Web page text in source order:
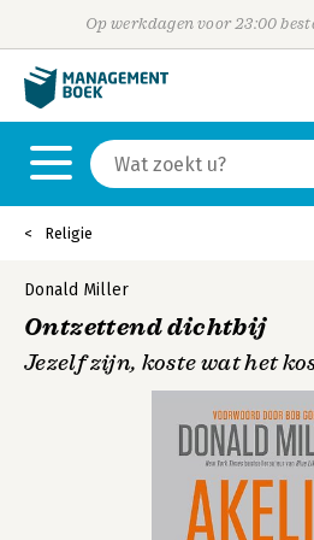
Op werkdagen voor 23:00
Religie
Donald Miller
Ontzettend dichtbij
Jezelf zijn, koste wat het